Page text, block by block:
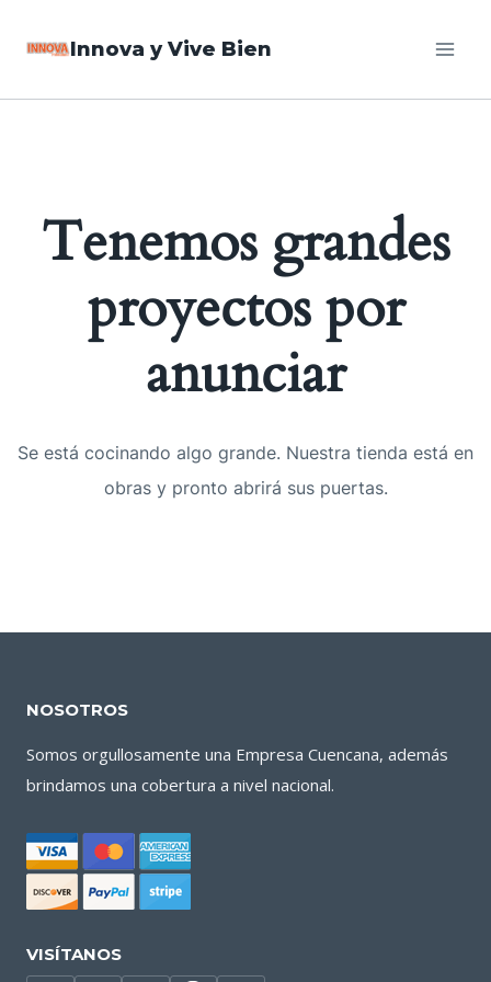
Innova y Vive Bien
Tenemos grandes
proyectos por
anunciar
Se está cocinando algo grande. Nuestra tienda está en
obras y pronto abrirá sus puertas.
NOSOTROS
Somos orgullosamente una Empresa Cuencana, además
brindamos una cobertura a nivel nacional.
VISÍTANOS